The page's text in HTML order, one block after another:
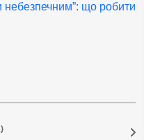
небезпечним”: що робити